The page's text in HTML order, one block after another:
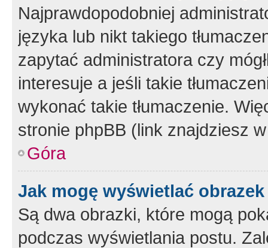
Najprawdopodobniej
języka lub nikt takiego
zapytać administratora czy
interesuje a jeśli takie
wykonać takie tłumaczenie.
stronie phpBB (link znajdziesz
Góra
Jak mogę wyświetlać
Są dwa obrazki, które mogą
podczas wyświetlania postu.